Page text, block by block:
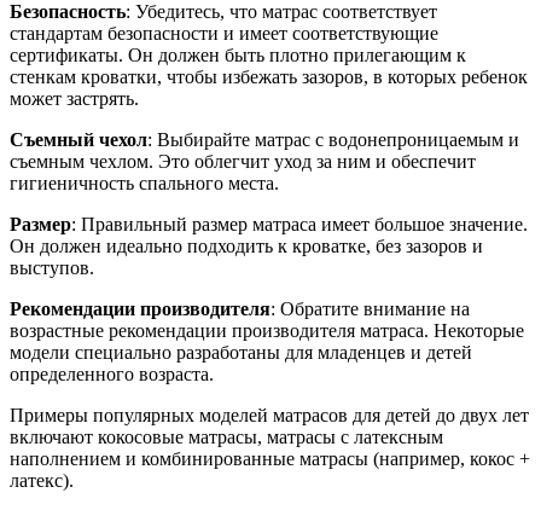
Безопасность: Убедитесь, что матрас соответствует
стандартам безопасности и имеет соответствующие
сертификаты. Он должен быть плотно прилегающим к
стенкам кроватки, чтобы избежать зазоров, в которых ребенок
может застрять.
Съемный чехол: Выбирайте матрас с водонепроницаемым и
съемным чехлом. Это облегчит уход за ним и обеспечит
гигиеничность спального места.
Размер: Правильный размер матраса имеет большое значение.
Он должен идеально подходить к кроватке, без зазоров и
выступов.
Рекомендации производителя: Обратите внимание на
возрастные рекомендации производителя матраса. Некоторые
модели специально разработаны для младенцев и детей
определенного возраста.
Примеры популярных моделей матрасов для детей до двух лет
включают кокосовые матрасы, матрасы с латексным
наполнением и комбинированные матрасы (например, кокос +
латекс).